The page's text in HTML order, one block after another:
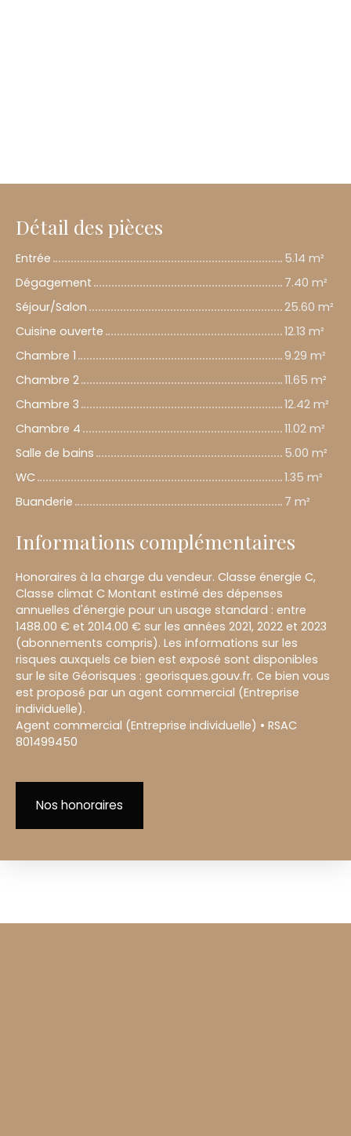
Détail des pièces
Entrée
5.14 m²
Dégagement
7.40 m²
Séjour/Salon
25.60 m²
Cuisine ouverte
12.13 m²
Chambre 1
9.29 m²
Chambre 2
11.65 m²
Chambre 3
12.42 m²
Chambre 4
11.02 m²
Salle de bains
5.00 m²
WC
1.35 m²
Buanderie
7 m²
Informations complémentaires
Honoraires à la charge du vendeur. Classe énergie C,
Classe climat C Montant estimé des dépenses
annuelles d'énergie pour un usage standard : entre
1488.00 € et 2014.00 € sur les années 2021, 2022 et 2023
(abonnements compris). Les informations sur les
risques auxquels ce bien est exposé sont disponibles
sur le site Géorisques : georisques.gouv.fr. Ce bien vous
est proposé par un agent commercial (Entreprise
individuelle).
Agent commercial (Entreprise individuelle) • RSAC
801499450
Nos honoraires